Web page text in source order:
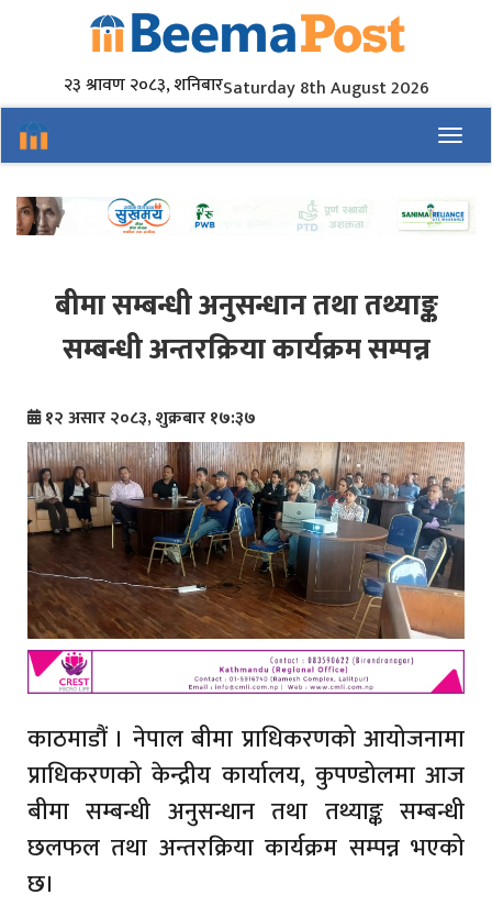
२३ श्रावण २०८३, शनिबारSaturday 8th August 2026
बीमा सम्बन्धी अनुसन्धान तथा तथ्याङ्क
सम्बन्धी अन्तरक्रिया कार्यक्रम सम्पन्न
१२ असार २०८३, शुक्रबार १७:३७
काठमाडौं । नेपाल बीमा प्राधिकरणको आयोजनामा
प्राधिकरणको केन्द्रीय कार्यालय, कुपण्डोलमा आज
बीमा सम्बन्धी अनुसन्धान तथा तथ्याङ्क सम्बन्धी
छलफल तथा अन्तरक्रिया कार्यक्रम सम्पन्न भएको
छ।